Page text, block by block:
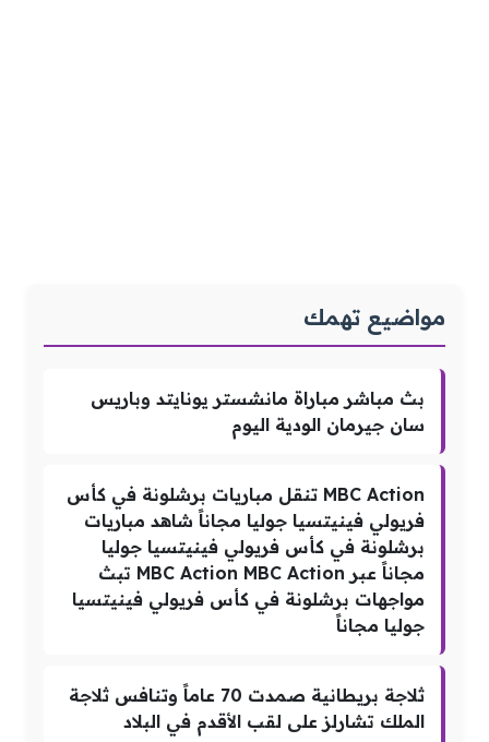
مواضيع تهمك
بث مباشر مباراة مانشستر يونايتد وباريس
سان جيرمان الودية اليوم
MBC Action تنقل مباريات برشلونة في كأس
فريولي فينيتسيا جوليا مجاناً شاهد مباريات
برشلونة في كأس فريولي فينيتسيا جوليا
مجاناً عبر MBC Action MBC Action تبث
مواجهات برشلونة في كأس فريولي فينيتسيا
جوليا مجاناً
ثلاجة بريطانية صمدت 70 عاماً وتنافس ثلاجة
الملك تشارلز على لقب الأقدم في البلاد